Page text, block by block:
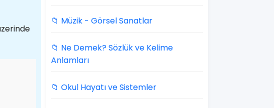
📁 Müzik - Görsel Sanatlar
📁 Ne Demek? Sözlük ve Kelime
Anlamları
📁 Okul Hayatı ve Sistemler